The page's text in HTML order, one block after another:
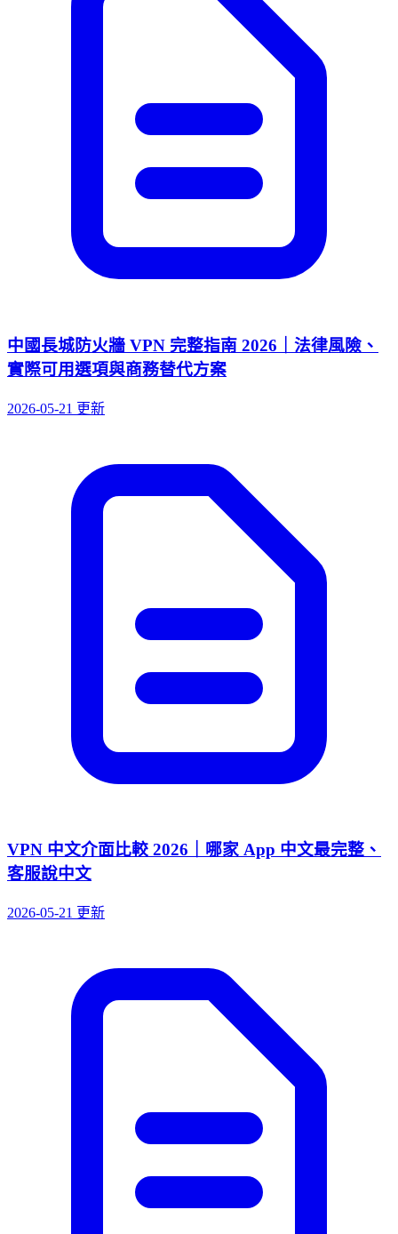
中國長城防火牆 VPN 完整指南 2026｜法律風險、
實際可用選項與商務替代方案
2026-05-21 更新
VPN 中文介面比較 2026｜哪家 App 中文最完整、
客服說中文
2026-05-21 更新